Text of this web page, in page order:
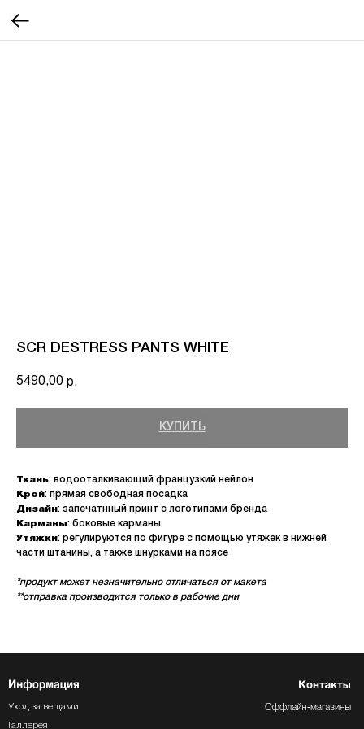
SCR DESTRESS PANTS WHITE
5490,00 р.
КУПИТЬ
Ткань: водооталкивающий французкий нейлон
Крой: прямая свободная посадка
Дизайн: запечатнный принт с логотипами бренда
Карманы: боковые карманы
Утяжки: регулируются по фигуре с помощью утяжек в нижней
части штанины, а также шнурками на поясе
*продукт может незначительно отличаться от макета
**отправка производится только в рабочие дни
Галлерея
Уход за вещами